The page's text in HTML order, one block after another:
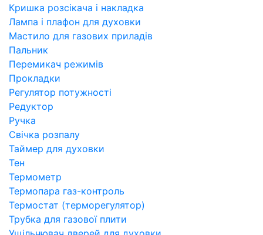
Кришка розсікача і накладка
Лампа і плафон для духовки
Мастило для газових приладів
Пальник
Перемикач режимів
Прокладки
Регулятор потужності
Редуктор
Ручка
Свічка розпалу
Таймер для духовки
Тен
Термометр
Термопара газ-контроль
Термостат (терморегулятор)
Трубка для газової плити